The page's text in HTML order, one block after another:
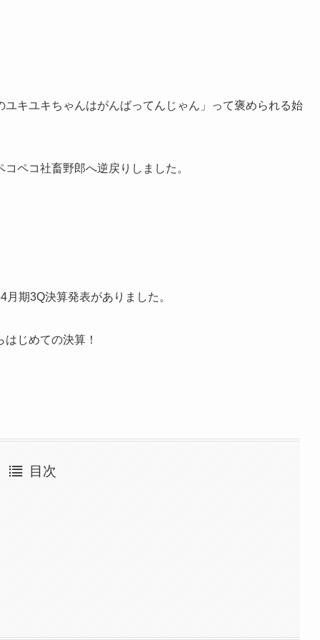
キユキちゃんはがんばってんじゃん」って褒められる始
ペコ社畜野郎へ逆戻りしました。
期3Q決算発表がありました。
じめての決算！
目次